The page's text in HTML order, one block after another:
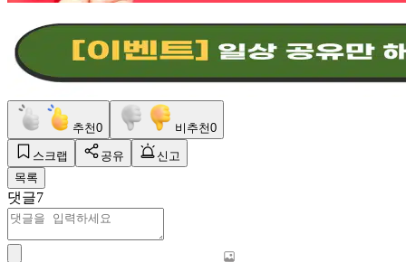
추천0 비추천0
스크랩 공유
신고
목록
댓글7